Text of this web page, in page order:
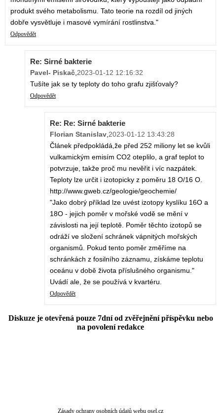
produkt svého metabolismu. Tato teorie na rozdíl od jiných
dobře vysvětluje i masové vymírání rostlinstva."
Odpovědět
Re: Sirné bakterie
Pavel- Piskač,2023-01-12 12:16:32
Tušíte jak se ty teploty do toho grafu zjišťovaly?
Odpovědět
Re: Re: Sirné bakterie
Florian Stanislav,2023-01-12 13:43:28
Článek předpokládá,že před 252 miliony let se kvůli
vulkamickým emisím CO2 oteplilo, a graf teplot to
potvrzuje, takže proč mu nevěřit i víc nazpátek.
Teploty lze určit i izotopicky z poměru 18 O/16 O.
http://www.gweb.cz/geologie/geochemie/
"Jako dobrý příklad lze uvést izotopy kyslíku 16O a
18O - jejich poměr v mořské vodě se mění v
závislosti na její teplotě. Poměr těchto izotopů se
odráží ve složení schránek vápnitých mořských
organismů. Pokud tento poměr změříme na
schránkách z fosilního záznamu, získáme teplotu
oceánu v době života příslušného organismu."
Uvádí ale, že se používá v kvartéru.
Odpovědět
Diskuze je otevřená pouze 7dní od zvěřejnění příspěvku nebo
na povolení redakce
Zásady ochrany osobních údajů webu osel.cz